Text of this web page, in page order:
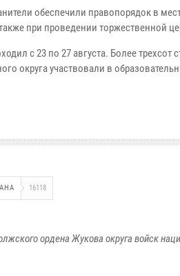
обеспечили правопорядок в
при проведении торжественной
с 23 по 27 августа. Более трехсот
округа участвовали в
16118
ордена Жукова округа войск